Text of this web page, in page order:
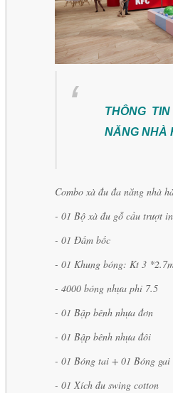
THÔNG
NĂNG NHÀ
Combo xà đu đa năng nhà
- 01 Bộ xà đu gỗ cầu trượt
- 01 Đấm bốc
- 01 Khung bóng: Kt 3
- 4000 bóng nhựa phi 7.5
- 01 Bập bênh nhựa đơn
- 01 Bập bênh nhựa đôi
- 01 Bóng tai + 01 Bóng gai
- 01 Xích đu swing cotton